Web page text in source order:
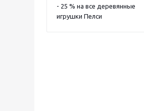
- 25 % на все деревянные
игрушки Пелси